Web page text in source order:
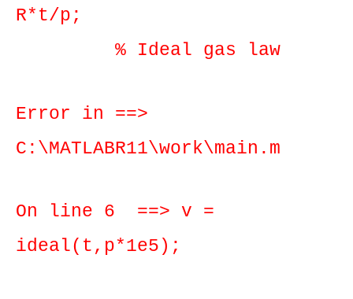
R*t/p;
% Ideal gas law
Error in ==>
C:\MATLABR11\work\main.m
On line 6 ==> v =
ideal(t,p*1e5);